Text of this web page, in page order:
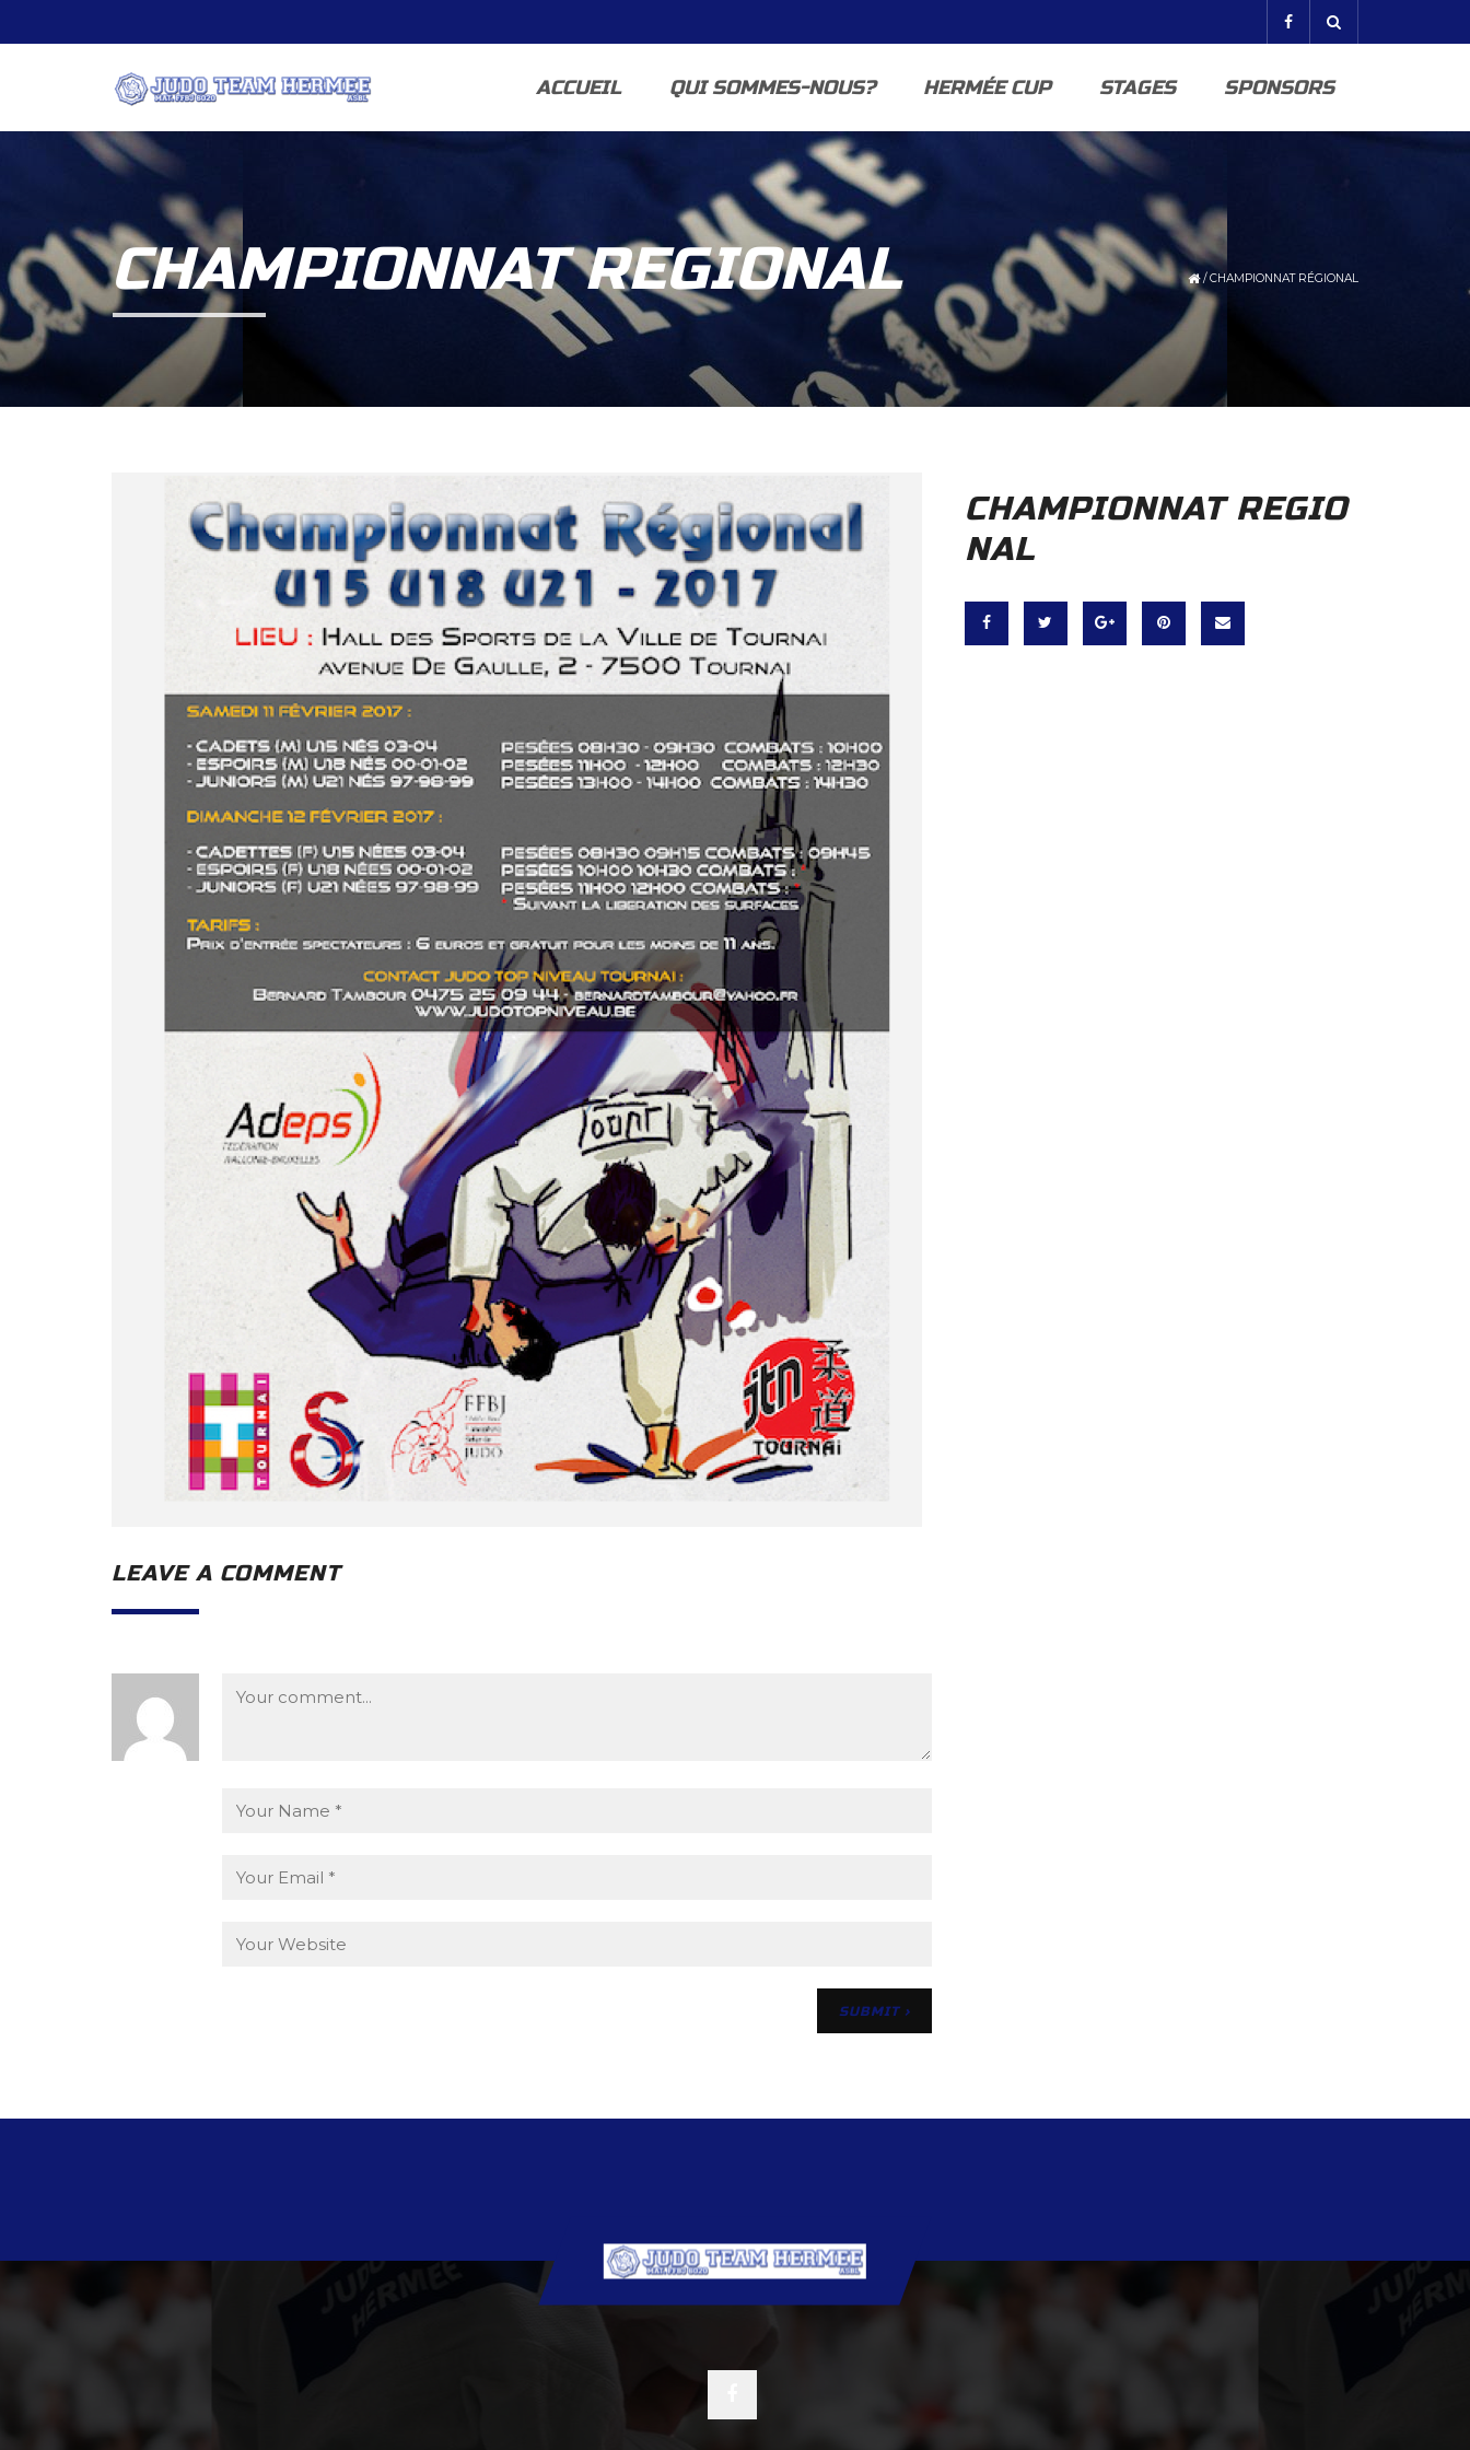
ACCUEIL QUI SOMMES-NOUS? HERMÉE CUP STAGES SPONSORS
CHAMPIONNAT REGIONAL /CHAMPIONNAT RÉGIONAL
LEAVE A COMMENT
CHAMPIONNAT REGIO
NAL